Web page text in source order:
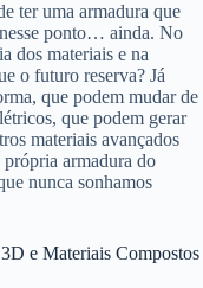
ter uma armadura que
nesse ponto… ainda. No
dos materiais e na
o futuro reserva? Já
que podem mudar de
que podem gerar
materiais avançados
armadura do
nunca sonhamos
e Materiais Compostos